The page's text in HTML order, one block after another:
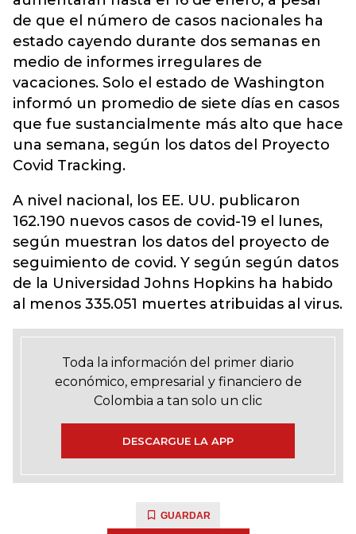
de que el número de casos nacionales ha
estado cayendo durante dos semanas en
medio de informes irregulares de
vacaciones. Solo el estado de Washington
informó un promedio de siete días en casos
que fue sustancialmente más alto que hace
una semana, según los datos del Proyecto
Covid Tracking.
A nivel nacional, los EE. UU. publicaron
162.190 nuevos casos de covid-19 el lunes,
según muestran los datos del proyecto de
seguimiento de covid. Y según según datos
de la Universidad Johns Hopkins ha habido
al menos 335.051 muertes atribuidas al virus.
Toda la información del primer diario
económico, empresarial y financiero de
Colombia a tan solo un clic
DESCARGUE LA APP
GUARDAR